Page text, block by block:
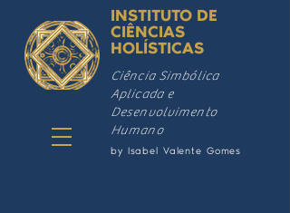
INSTITUTO DE
CIÊNCIAS
HOLÍSTICAS
by Isabel Valente Gomes
Ciência Simbólica
Aplicada e
Desenvolvimento
Humano